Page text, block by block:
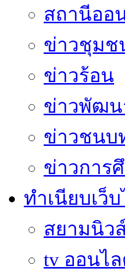
สถานีออ
ข่าวชุมช
ข่าวร้อน
ข่าวพัฒ
ข่าวชนบ
ข่าวการ
ทำเนียบเว็
สยามนิว
tv ออนไ